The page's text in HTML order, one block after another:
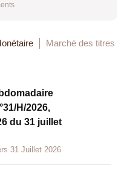
Marché des titres
H/2026,
du 31 juillet
31 Juillet 2026